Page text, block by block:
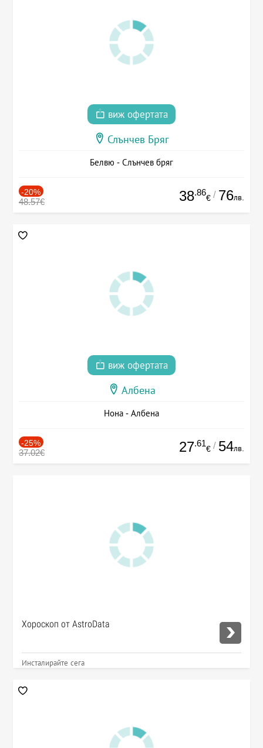
виж офертата
Слънчев Бряг
Белвю - Слънчев бряг
-20%
48.57€ 38.86
€ / 76лв.
виж офертата
Албена
Нона - Албена
-25%
37.02€ 27.61
€ / 54лв.
Хороскоп от AstroData
Инсталирайте сега